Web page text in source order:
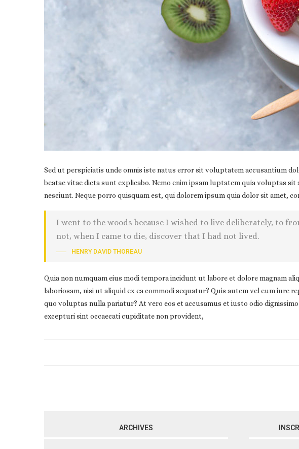
Sed ut perspiciatis unde omnis iste natus error sit voluptatem accusantium
beatae vitae dicta sunt explicabo. Nemo enim ipsam luptatem quia voluptas
nesciunt. Neque porro quisquam est, qui dolorem ipsum quia dolor sit amet,
I went to the woods because I wished to live deliberately, to
not, when I came to die, discover that I had not lived.
HENRY DAVID THOREAU
Quia non numquam eius modi tempora incidunt ut labore et dolore magnam
laboriosam, nisi ut aliquid ex ea commodi sequatur? Quis autem vel eum iure
quo voluptas nulla pariatur? At vero eos et accusamus et iusto odio
excepturi sint occaecati cupiditate non provident,
ARCHIVES